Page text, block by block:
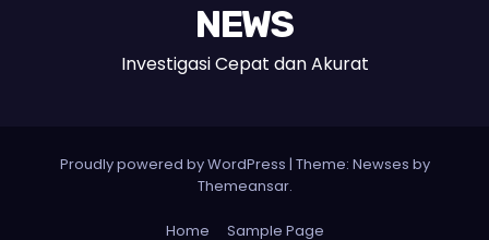
NEWS
Investigasi Cepat dan Akurat
Proudly powered by WordPress | Theme: Newses by
Themeansar.
Home Sample Page